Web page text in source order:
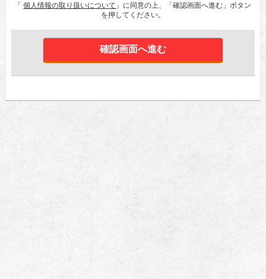
「個人情報の取り扱いについて 」に同意の上、「確認画面へ進む」ボタン
を押してください。